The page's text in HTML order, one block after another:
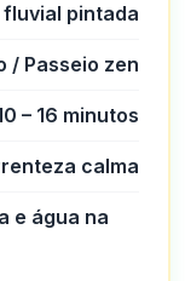
fluvial pintada
/ Passeio zen
– 16 minutos
calma
e água na